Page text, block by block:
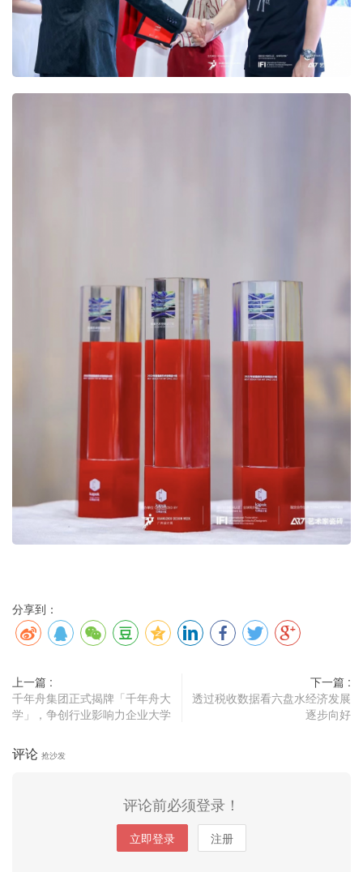
分享到：
上一篇 :
千年舟集团正式揭牌「千年舟大
学」，争创行业影响力企业大学
下一篇 :
透过税收数据看六盘水经济发展
逐步向好
评论 抢沙发
评论前必须登录！
立即登录 注册